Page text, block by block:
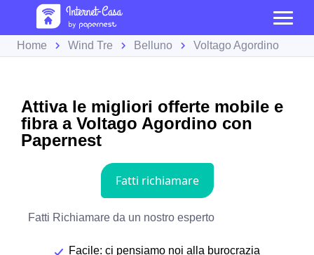
Home Wind Tre Belluno Voltago Agordino